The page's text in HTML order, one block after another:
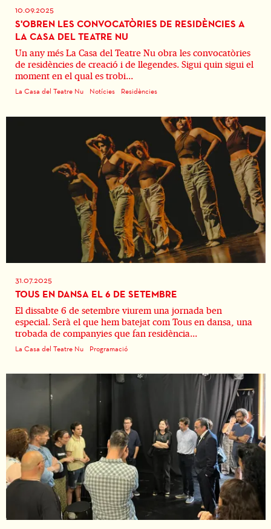
10.09.2025
S'OBREN LES CONVOCATÒRIES DE RESIDÈNCIES A
LA CASA DEL TEATRE NU
Un any més La Casa del Teatre Nu obra les convocatòries
de residències de creació i de llegendes. Sigui quin sigui el
moment en el qual es trobi...
La Casa del Teatre Nu Notícies Residències
31.07.2025
TOUS EN DANSA EL 6 DE SETEMBRE
El dissabte 6 de setembre viurem una jornada ben
especial. Serà el que hem batejat com Tous en dansa, una
trobada de companyies que fan residència...
La Casa del Teatre Nu Programació